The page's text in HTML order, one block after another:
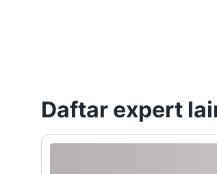
Daftar expert